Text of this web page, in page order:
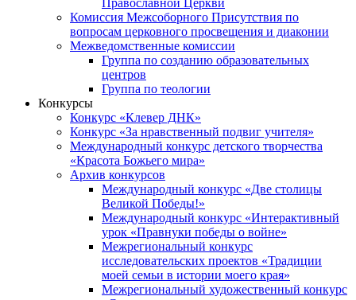
Православной Церкви
Комиссия Межсоборного Присутствия по
вопросам церковного просвещения и диаконии
Межведомственные комиссии
Группа по созданию образовательных
центров
Группа по теологии
Конкурсы
Конкурс «Клевер ДНК»
Конкурс «За нравственный подвиг учителя»
Международный конкурс детского творчества
«Красота Божьего мира»
Архив конкурсов
Международный конкурс «Две столицы
Великой Победы!»
Международный конкурс «Интерактивный
урок «Правнуки победы о войне»
Межрегиональный конкурс
исследовательских проектов «Традиции
моей семьи в истории моего края»
Межрегиональный художественный конкурс